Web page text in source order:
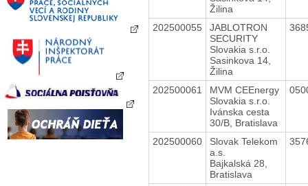
Žilina
202500055
JABLOTRON
SECURITY
Slovakia s.r.o.
Sasinkova 14,
Žilina
202500061
MVM CEEnergy
Slovakia s.r.o.
Ivánska cesta
30/B, Bratislava
202500060
Slovak Telekom
a.s.
Bajkalská 28,
Bratislava